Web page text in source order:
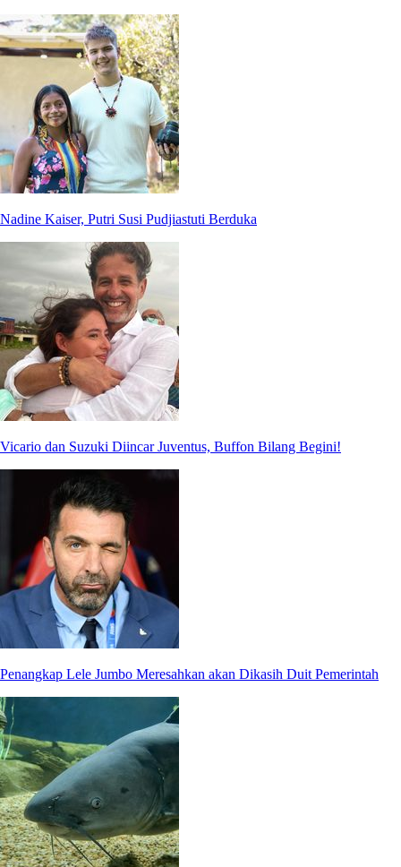
Nadine Kaiser, Putri Susi Pudjiastuti Berduka
Vicario dan Suzuki Diincar Juventus, Buffon Bilang Begini!
Penangkap Lele Jumbo Meresahkan akan Dikasih Duit Pemerintah